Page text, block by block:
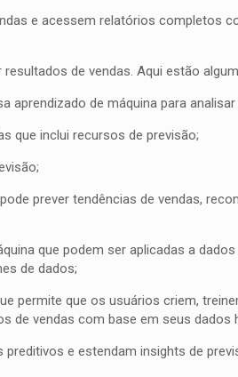
e acessem relatórios completos
de vendas. Aqui estão
aprendizado de máquina para
que inclui recursos de previsão;
prever tendências de vendas,
que podem ser aplicadas a
de dados;
permite que os usuários criem,
de vendas com base em seus dados
e estendam insights de